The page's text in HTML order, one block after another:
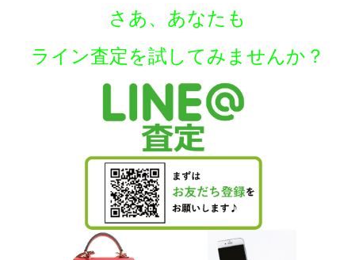
さあ、あなたも
ラ イン査定を試してみませんか？